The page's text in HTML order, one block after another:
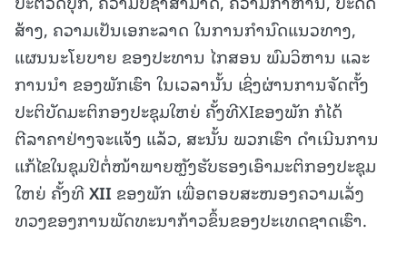
ສ້າງ, ຄວາມເປັນເອກະລາດ ໃນການກໍານົດແນວທາງ,
ແຜນນະໂຍບາຍ ຂອງປະທານ ໄກສອນ ພົມວິຫານ ແລະ
ການນໍາ ຂອງພັກເຮົາ ໃນເວລານັ້ນ ເຊິ່ງຜ່ານການຈັດຕັ້ງ
ປະຕິບັດມະຕິກອງປະຊຸມໃຫຍ່ ຄັ້ງທີXIຂອງພັກ ກໍໄດ້
ຕີລາຄາຢ່າງຈະແຈ້ງ ແລ້ວ, ສະນັ້ນ ພວກເຮົາ ດຳເນີນການ
ແກ້ໄຂໃນຊຸມປີຕໍ່ໜ້າພາຍຫຼັງຮັບຮອງເອົາມະຕິກອງປະຊຸມ
ໃຫຍ່ ຄັ້ງທີXII ຂອງພັກ ເພື່ອຕອບສະໜອງຄວາມເລັ່ງ
ທວງຂອງການພັດທະນາກ້າວຂຶ້ນຂອງປະເທດຊາດເຮົາ.